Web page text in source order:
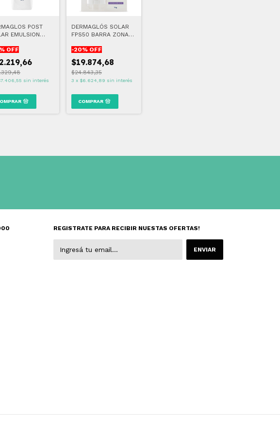
POST
EMULSION
% OFF
sin interés
DERMAGLÓS SOLAR
FPS50 BARRA ZONAS
-20% OFF
$19.874,68
$24.843,35
3 x $6.624,89 sin interés
REGISTRATE PARA RECIBIR NUESTAS OFERTAS!